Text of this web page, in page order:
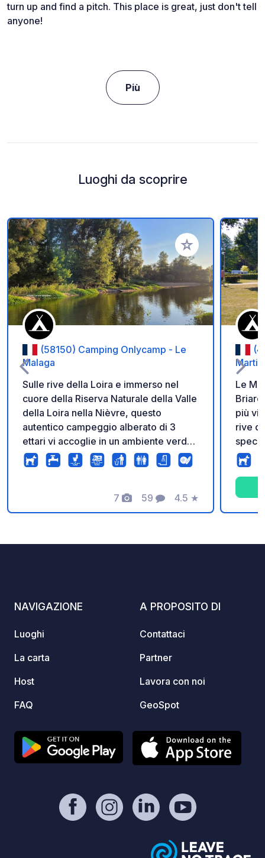
turn up and find a pitch. This place is great, just don't tell
anyone!
Più
Luoghi da scoprire
Aggiungi ai tuoi
(58150) Camping Onlycamp - Le
Malaga
Sulle rive della Loira e immerso nel
cuore della Riserva Naturale della Valle
della Loira nella Nièvre, questo
autentico campeggio alberato di 3
ettari vi accoglie in un ambiente verde
e rilassante.
7
Foto
59
Commenti
4.5
Valutazione
★
Le
più
rive
NAVIGAZIONE
Luoghi
La carta
Host
FAQ
A PROPOSITO DI
Contattaci
Partner
Lavora con noi
GeoSpot